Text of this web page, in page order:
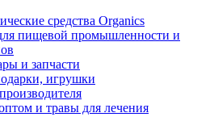
средства Organics
пищевой промышленности и
и запчасти
игрушки
и травы для лечения